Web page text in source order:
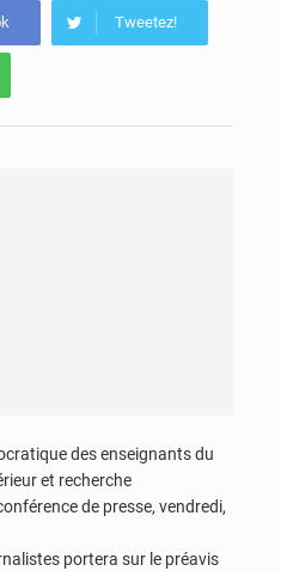
Tweetez!
des enseignants du
et recherche
de presse, vendredi,
portera sur le préavis